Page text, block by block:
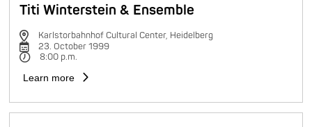
Titi Winterstein & Ensemble
Karlstorbahnhof Cultural Center, Heidelberg
23. October 1999
8:00 p.m.
Learn more